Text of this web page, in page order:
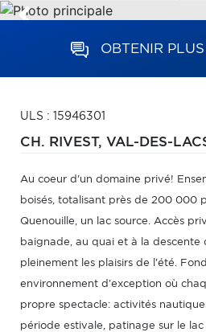
OBTENIR
ULS : 15946301
CH. RIVEST, VAL-DES-
Au coeur d'un domaine privé!
boisés, totalisant près de 200 000
Quenouille, un lac source. Accès
baignade, au quai et à la descente
pleinement les plaisirs de l'été.
environnement d'exception où
propre spectacle: activités
période estivale, patinage sur le